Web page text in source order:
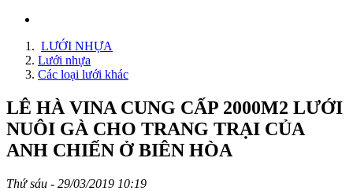
LƯỚI NHỰA
Lưới nhựa
Các loại lưới khác
LÊ HÀ VINA CUNG CẤP 2000M2 LƯỚI
NUÔI GÀ CHO TRANG TRẠI CỦA
ANH CHIẾN Ở BIÊN HÒA
Thứ sáu - 29/03/2019 10:19